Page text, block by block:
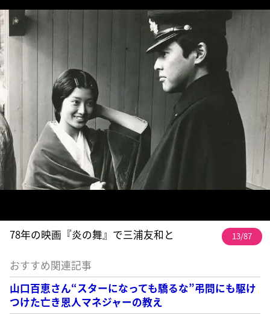
78年の映画『炎の舞』で三浦友和と 13/87
おすすめ関連記事
山口百恵さん“スターになっても驕るな”弔問にも駆け
つけた亡き恩人マネジャーの教え